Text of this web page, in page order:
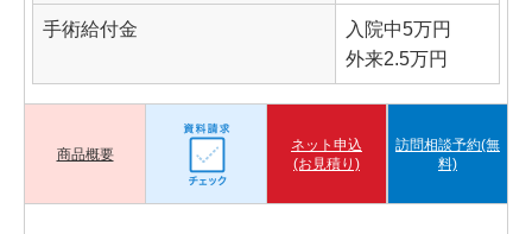
手術給付金
入院中5万円
外来2.5万円
商品概要
ネット申込
(お見積り)
訪問相談予約(無
料)